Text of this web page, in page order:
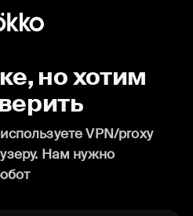
но хотим
VPN/proxy
Нам нужно